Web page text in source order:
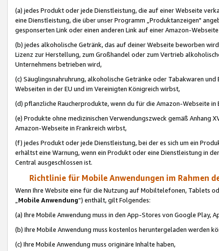
(a) jedes Produkt oder jede Dienstleistung, die auf einer Webseite
eine Dienstleistung, die über unser Programm „Produktanzeigen"
gesponserten Link oder einen anderen Link auf einer Amazon-
(b) jedes alkoholische Getränk, das auf deiner Webseite beworben
Lizenz zur Herstellung, zum Großhandel oder zum Vertrieb
Unternehmens betrieben wird,
(c) Säuglingsnahruhrung, alkoholische Getränke oder Tabakwaren
Webseiten in der EU und im Vereinigten Königreich wirbst,
(d) pflanzliche Raucherprodukte, wenn du für die Amazon-Webseite in
(e) Produkte ohne medizinischen Verwendungszweck gemäß Anhang
Amazon-Webseite in Frankreich wirbst,
(f) jedes Produkt oder jede Dienstleistung, bei der es sich um ein
erhältst eine Warnung, wenn ein Produkt oder eine Dienstleistung in
Central ausgeschlossen ist.
Richtlinie für Mobile Anwendungen im Rahmen
Wenn Ihre Website eine für die Nutzung auf Mobiltelefonen, Tablets
„Mobile Anwendung“) enthält, gilt Folgendes:
(a) Ihre Mobile Anwendung muss in den App-Stores von Google Play,
(b) Ihre Mobile Anwendung muss kostenlos heruntergeladen werden
(c) Ihre Mobile Anwendung muss originäre Inhalte haben,